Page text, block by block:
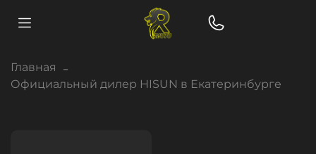
Главная
Официальный дилер HISUN в Екатеринбурге